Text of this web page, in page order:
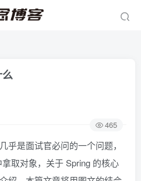
465
乎是面试官必问的一个问题，
取对象，关于 Spring 的核心